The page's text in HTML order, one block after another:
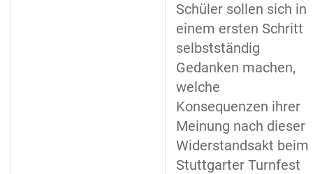
Schüler sollen sich in
einem ersten Schritt
selbstständig
Gedanken machen,
welche
Konsequenzen ihrer
Meinung nach dieser
Widerstandsakt beim
Stuttgarter Turnfest